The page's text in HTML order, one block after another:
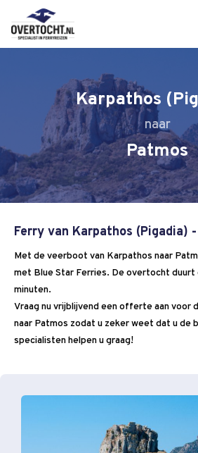
Karpathos
Patmos
Ferry van Karpathos (Pigadia)
Met de veerboot van Karpathos naar
met Blue Star Ferries. De overtocht duurt
minuten.
Vraag nu vrijblijvend een offerte aan voor
naar Patmos zodat u zeker weet dat u de
specialisten helpen u graag!